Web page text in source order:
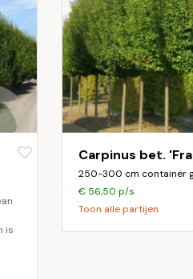
is
Carpinus bet.
250-300 cm container
€ 56,50 p/s
Toon alle partijen